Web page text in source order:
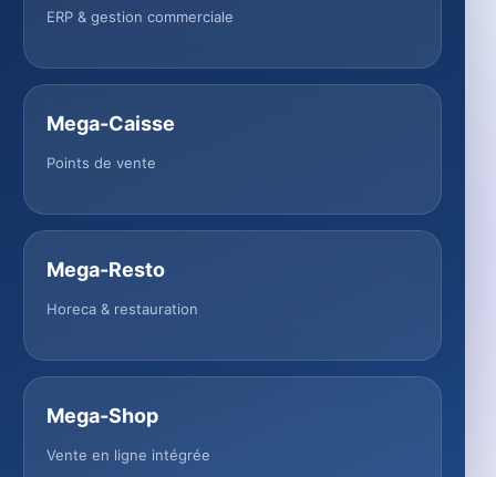
ERP & gestion commerciale
Mega-Caisse
Points de vente
Mega-Resto
Horeca & restauration
Mega-Shop
Vente en ligne intégrée